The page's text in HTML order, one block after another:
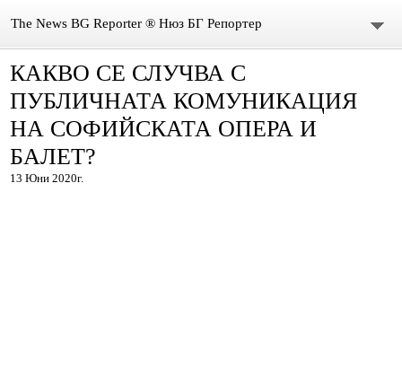
The News BG Reporter ® Нюз БГ Репортер
НОВИНИ
ЗА НАС
КОНТАКТИ
КАКВО СЕ СЛУЧВА С
ПУБЛИЧНАТА КОМУНИКАЦИЯ
НА СОФИЙСКАТА ОПЕРА И
БАЛЕТ?
13 Юни 2020г.